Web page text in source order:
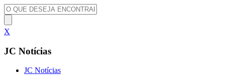
X
JC Notícias
JC Notícias